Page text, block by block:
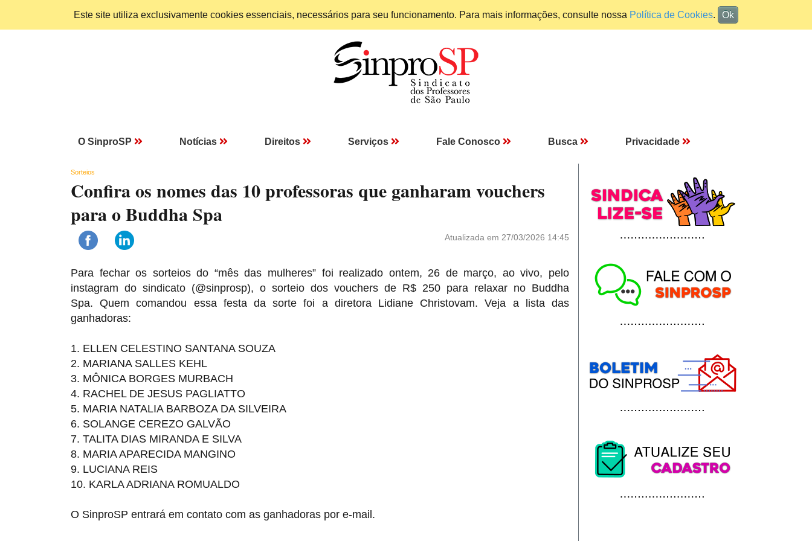
Este site utiliza exclusivamente cookies essenciais, necessários para seu funcionamento. Para mais informações, consulte nossa Política de Cookies. Ok
O SinproSP Notícias Direitos Serviços Fale Conosco Busca Privacidade
Sorteios
Confira os nomes das 10 professoras que ganharam vouchers
para o Buddha Spa
Atualizada em 27/03/2026 14:45
Para fechar os sorteios do “mês das mulheres” foi realizado ontem, 26 de março, ao vivo, pelo
instagram do sindicato (@sinprosp), o sorteio dos vouchers de R$ 250 para relaxar no Buddha
Spa. Quem comandou essa festa da sorte foi a diretora Lidiane Christovam. Veja a lista das
ganhadoras:
1. ELLEN CELESTINO SANTANA SOUZA
2. MARIANA SALLES KEHL
3. MÔNICA BORGES MURBACH
4. RACHEL DE JESUS PAGLIATTO
5. MARIA NATALIA BARBOZA DA SILVEIRA
6. SOLANGE CEREZO GALVÃO
7. TALITA DIAS MIRANDA E SILVA
8. MARIA APARECIDA MANGINO
9. LUCIANA REIS
10. KARLA ADRIANA ROMUALDO
O SinproSP entrará em contato com as ganhadoras por e-mail.